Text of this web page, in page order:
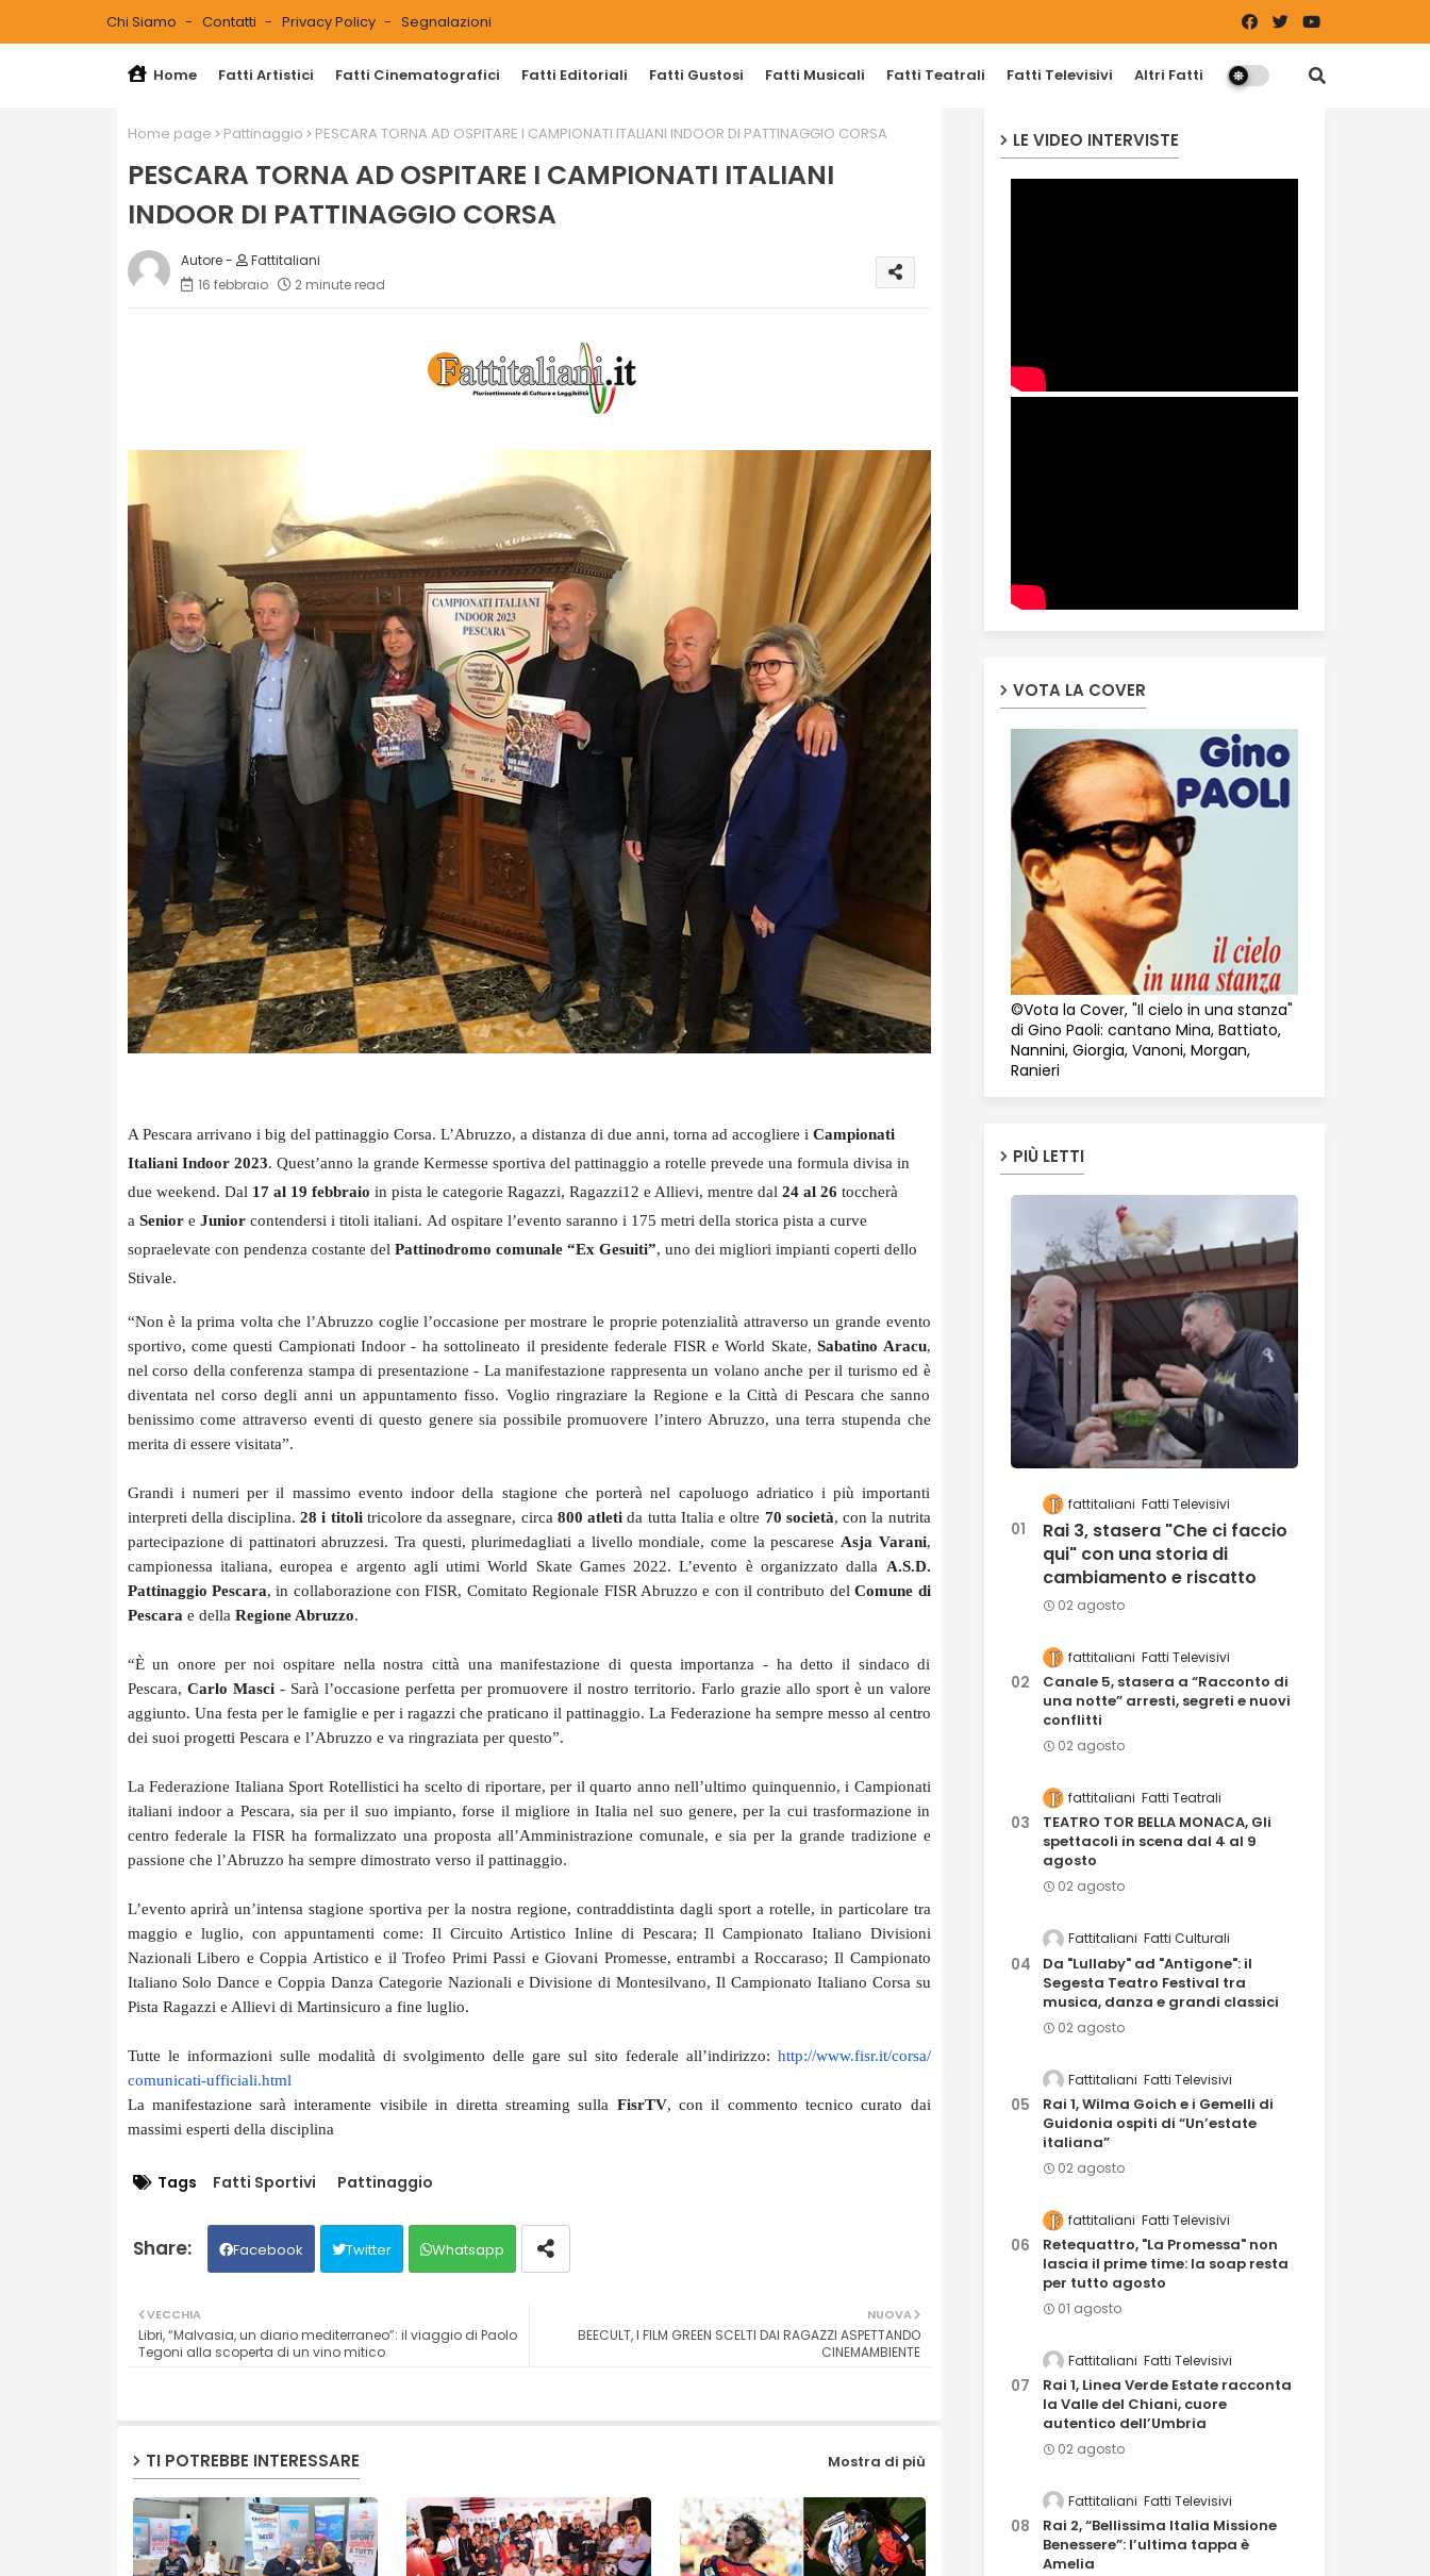
Chi Siamo Contatti Privacy Policy Segnalazioni
Home Fatti Artistici Fatti Cinematografici Fatti Editoriali Fatti Gustosi Fatti Musicali Fatti Teatrali Fatti Televisivi Altri Fatti
Home page Pattinaggio PESCARA TORNA AD OSPITARE I CAMPIONATI ITALIANI INDOOR DI PATTINAGGIO CORSA
PESCARA TORNA AD OSPITARE I CAMPIONATI ITALIANI
INDOOR DI PATTINAGGIO CORSA
Fattitaliani
16 febbraio
2 minute read
A Pescara arrivano i big del pattinaggio Corsa. L’Abruzzo, a distanza di due anni, torna ad accogliere i Campionati
Italiani Indoor 2023. Quest’anno la grande Kermesse sportiva del pattinaggio a rotelle prevede una formula divisa in
due weekend. Dal 17 al 19 febbraio in pista le categorie Ragazzi, Ragazzi12 e Allievi, mentre dal 24 al 26 toccherà
a Seniore Juniorcontendersi i titoli italiani. Ad ospitare l’evento saranno i 175 metri della storica pista a curve
sopraelevate con pendenza costante del Pattinodromo comunale “Ex Gesuiti”, uno dei migliori impianti coperti dello
Stivale.
“Non è la prima volta che l’Abruzzo coglie l’occasione per mostrare le proprie potenzialità attraverso un grande evento
sportivo, come questi Campionati Indoor - ha sottolineato il presidente federale FISR e World Skate,Sabatino Aracu,
nel corso della conferenza stampa di presentazione - La manifestazione rappresenta un volano anche per il turismo ed è
diventata nel corso degli anni un appuntamento fisso. Voglio ringraziare la Regione e la Città di Pescara che sanno
benissimo come attraverso eventi di questo genere sia possibile promuovere l’intero Abruzzo, una terra stupenda che
merita di essere visitata”.
Grandi i numeri per il massimo evento indoor della stagione che porterà nel capoluogo adriatico i più importanti
interpreti della disciplina.28 i titolitricolore da assegnare, circa 800 atleti da tutta Italia e oltre 70 società, con la nutrita
partecipazione di pattinatori abruzzesi. Tra questi, plurimedagliati a livello mondiale, come la pescarese Asja Varani,
campionessa italiana, europea e argento agli utimi World Skate Games 2022. L’evento è organizzato dalla A.S.D.
Pattinaggio Pescara, in collaborazione con FISR, Comitato Regionale FISR Abruzzo e con il contributo delComune di
Pescara e della Regione Abruzzo.
“È un onore per noi ospitare nella nostra città una manifestazione di questa importanza - ha detto il sindaco di
Pescara, Carlo Masci - Sarà l’occasione perfetta per promuovere il nostro territorio. Farlo grazie allo sport è un valore
aggiunto. Una festa per le famiglie e per i ragazzi che praticano il pattinaggio. La Federazione ha sempre messo al centro
dei suoi progetti Pescara e l’Abruzzo e va ringraziata per questo”.
La Federazione Italiana Sport Rotellistici ha scelto di riportare, per il quarto anno nell’ultimo quinquennio, i Campionati
italiani indoor a Pescara, sia per il suo impianto, forse il migliore in Italia nel suo genere, per la cui trasformazione in
centro federale la FISR ha formalizzato una proposta all’Amministrazione comunale, e sia per la grande tradizione e
passione che l’Abruzzo ha sempre dimostrato verso il pattinaggio.
L’evento aprirà un’intensa stagione sportiva per la nostra regione, contraddistinta dagli sport a rotelle, in particolare tra
maggio e luglio, con appuntamenti come: Il Circuito Artistico Inline di Pescara; Il Campionato Italiano Divisioni
Nazionali Libero e Coppia Artistico e il Trofeo Primi Passi e Giovani Promesse, entrambi a Roccaraso; Il Campionato
Italiano Solo Dance e Coppia Danza Categorie Nazionali e Divisione di Montesilvano, Il Campionato Italiano Corsa su
Pista Ragazzi e Allievi di Martinsicuro a fine luglio.
Tutte le informazioni sulle modalità di svolgimento delle gare sul sito federale all’indirizzo: http://www.fisr.it/corsa/
comunicati-ufficiali.html
La manifestazione sarà interamente visibile in diretta streaming sulla FisrTV, con il commento tecnico curato dai
massimi esperti della disciplina
Tags Fatti Sportivi Pattinaggio
Facebook Twitter Whatsapp
NUOVA
BEECULT, I FILM GREEN SCELTI DAI RAGAZZI ASPETTANDO
CINEMAMBIENTE
VECCHIA
Libri, “Malvasia, un diario mediterraneo”: il viaggio di Paolo
Tegoni alla scoperta di un vino mitico
TI POTREBBE INTERESSARE Mostra di più
LE VIDEO INTERVISTE
VOTA LA COVER
©Vota la Cover, "Il cielo in una stanza"
di Gino Paoli: cantano Mina, Battiato,
Nannini, Giorgia, Vanoni, Morgan,
Ranieri
PIÙ LETTI
fattitaliani Fatti Televisivi
Rai 3, stasera "Che ci faccio
qui" con una storia di
cambiamento e riscatto
02 agosto
fattitaliani Fatti Televisivi
Canale 5, stasera a “Racconto di
una notte” arresti, segreti e nuovi
conflitti
02 agosto
fattitaliani Fatti Teatrali
TEATRO TOR BELLA MONACA, Gli
spettacoli in scena dal 4 al 9
agosto
02 agosto
Fattitaliani Fatti Culturali
Da "Lullaby" ad "Antigone": il
Segesta Teatro Festival tra
musica, danza e grandi classici
02 agosto
Fattitaliani Fatti Televisivi
Rai 1, Wilma Goich e i Gemelli di
Guidonia ospiti di “Un’estate
italiana”
02 agosto
fattitaliani Fatti Televisivi
Retequattro, "La Promessa" non
lascia il prime time: la soap resta
per tutto agosto
01 agosto
Fattitaliani Fatti Televisivi
Rai 1, Linea Verde Estate racconta
la Valle del Chiani, cuore
autentico dell’Umbria
02 agosto
Fattitaliani Fatti Televisivi
Rai 2, “Bellissima Italia Missione
Benessere”: l’ultima tappa è
Amelia